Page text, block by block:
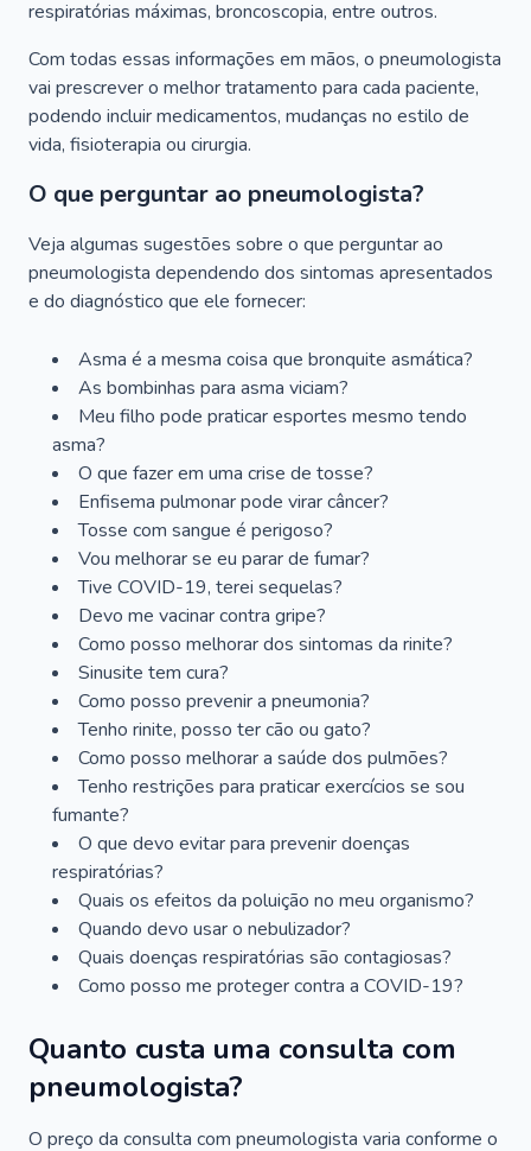
respiratórias máximas, broncoscopia, entre outros.
Com todas essas informações em mãos, o pneumologista
vai prescrever o melhor tratamento para cada paciente,
podendo incluir medicamentos, mudanças no estilo de
vida, fisioterapia ou cirurgia.
O que perguntar ao pneumologista?
Veja algumas sugestões sobre o que perguntar ao
pneumologista dependendo dos sintomas apresentados
e do diagnóstico que ele fornecer:
Asma é a mesma coisa que bronquite asmática?
As bombinhas para asma viciam?
Meu filho pode praticar esportes mesmo tendo
asma?
O que fazer em uma crise de tosse?
Enfisema pulmonar pode virar câncer?
Tosse com sangue é perigoso?
Vou melhorar se eu parar de fumar?
Tive COVID-19, terei sequelas?
Devo me vacinar contra gripe?
Como posso melhorar dos sintomas da rinite?
Sinusite tem cura?
Como posso prevenir a pneumonia?
Tenho rinite, posso ter cão ou gato?
Como posso melhorar a saúde dos pulmões?
Tenho restrições para praticar exercícios se sou
fumante?
O que devo evitar para prevenir doenças
respiratórias?
Quais os efeitos da poluição no meu organismo?
Quando devo usar o nebulizador?
Quais doenças respiratórias são contagiosas?
Como posso me proteger contra a COVID-19?
Quanto custa uma consulta com
pneumologista?
O preço da consulta com pneumologista varia conforme o